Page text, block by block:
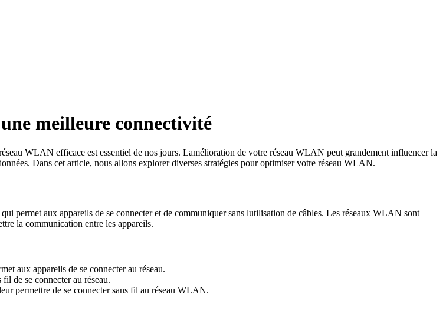
meilleure connectivité
WLAN efficace est essentiel de nos jours. Lamélioration de votre réseau WLAN peut grandement influencer la
Dans cet article, nous allons explorer diverses stratégies pour optimiser votre réseau WLAN.
permet aux appareils de se connecter et de communiquer sans lutilisation de câbles. Les réseaux WLAN sont
la communication entre les appareils.
aux appareils de se connecter au réseau.
de se connecter au réseau.
permettre de se connecter sans fil au réseau WLAN.